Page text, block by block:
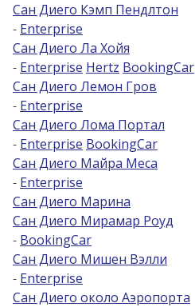
Сан Диего Кэмп Пендлтон
- Enterprise
Сан Диего Ла Хойя
- Enterprise Hertz BookingCar
Сан Диего Лемон Гров
- Enterprise
Сан Диего Лома Портал
- Enterprise BookingCar
Сан Диего Майра Меса
- Enterprise
Сан Диего Марина
Сан Диего Мирамар Роуд
- BookingCar
Сан Диего Мишен Вэлли
- Enterprise
Сан Диего около Аэропорта